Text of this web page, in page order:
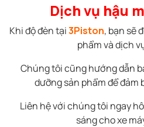
Dịch vụ hậu
Khi độ đèn tại3Piston, bạn sẽ
phẩm và dịch
Chúng tôi cũng hướng dẫn
dưỡng sản phẩm để đảm
Liên hệ với chúng tôi ngay
sáng cho xe